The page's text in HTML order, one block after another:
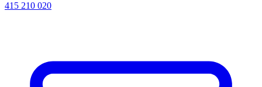
415 210 020